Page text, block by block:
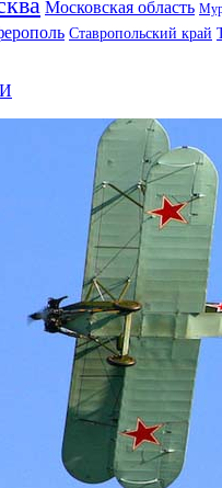
Московская область
Ставропольский край